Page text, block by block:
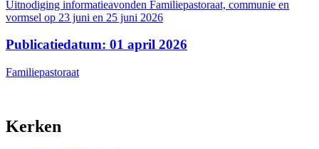
Uitnodiging informatieavonden Familiepastoraat, communie en
vormsel op 23 juni en 25 juni 2026
Publicatiedatum: 01 april 2026
Familiepastoraat
Kerken